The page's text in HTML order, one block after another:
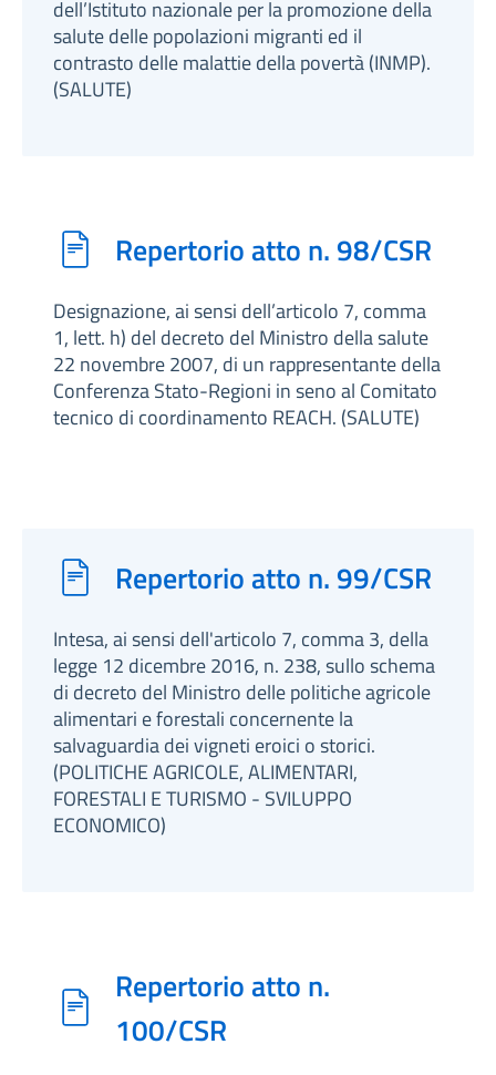
dell’Istituto nazionale per la promozione della
salute delle popolazioni migranti ed il
contrasto delle malattie della povertà (INMP).
(SALUTE)
Repertorio atto n. 98/CSR
Designazione, ai sensi dell’articolo 7, comma
1, lett. h) del decreto del Ministro della salute
22 novembre 2007, di un rappresentante della
Conferenza Stato-Regioni in seno al Comitato
tecnico di coordinamento REACH. (SALUTE)
Repertorio atto n. 99/CSR
Intesa, ai sensi dell'articolo 7, comma 3, della
legge 12 dicembre 2016, n. 238, sullo schema
di decreto del Ministro delle politiche agricole
alimentari e forestali concernente la
salvaguardia dei vigneti eroici o storici.
(POLITICHE AGRICOLE, ALIMENTARI,
FORESTALI E TURISMO - SVILUPPO
ECONOMICO)
Repertorio atto n.
100/CSR